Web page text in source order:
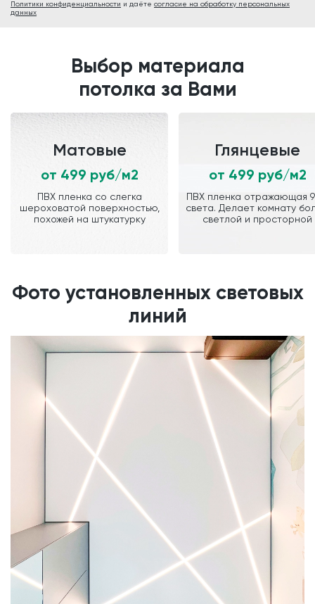
Политики конфиденциальности и даёте согласие на обработку персональных
данных
Выбор материала
потолка за Вами
Матовые
от 499 руб/м2
ПВХ пленка со слегка
шероховатой поверхностью,
похожей на штукатурку
Глянцевые
от 499 руб/м2
ПВХ пленка отражающая
света. Делает комнату
светлой и просторной
Фото установленных световых
линий